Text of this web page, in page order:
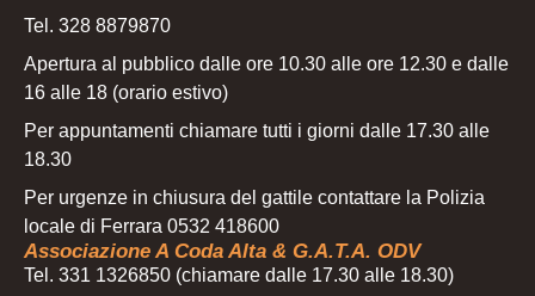
Tel. 328 8879870
Apertura al pubblico dalle ore 10.30 alle ore 12.30 e dalle
16 alle 18 (orario estivo)
Per appuntamenti chiamare tutti i giorni dalle 17.30 alle
18.30
Per urgenze in chiusura del gattile contattare la Polizia
locale di Ferrara 0532 418600
Associazione A Coda Alta & G.A.T.A. ODV
Tel. 331 1326850 (chiamare dalle 17.30 alle 18.30)